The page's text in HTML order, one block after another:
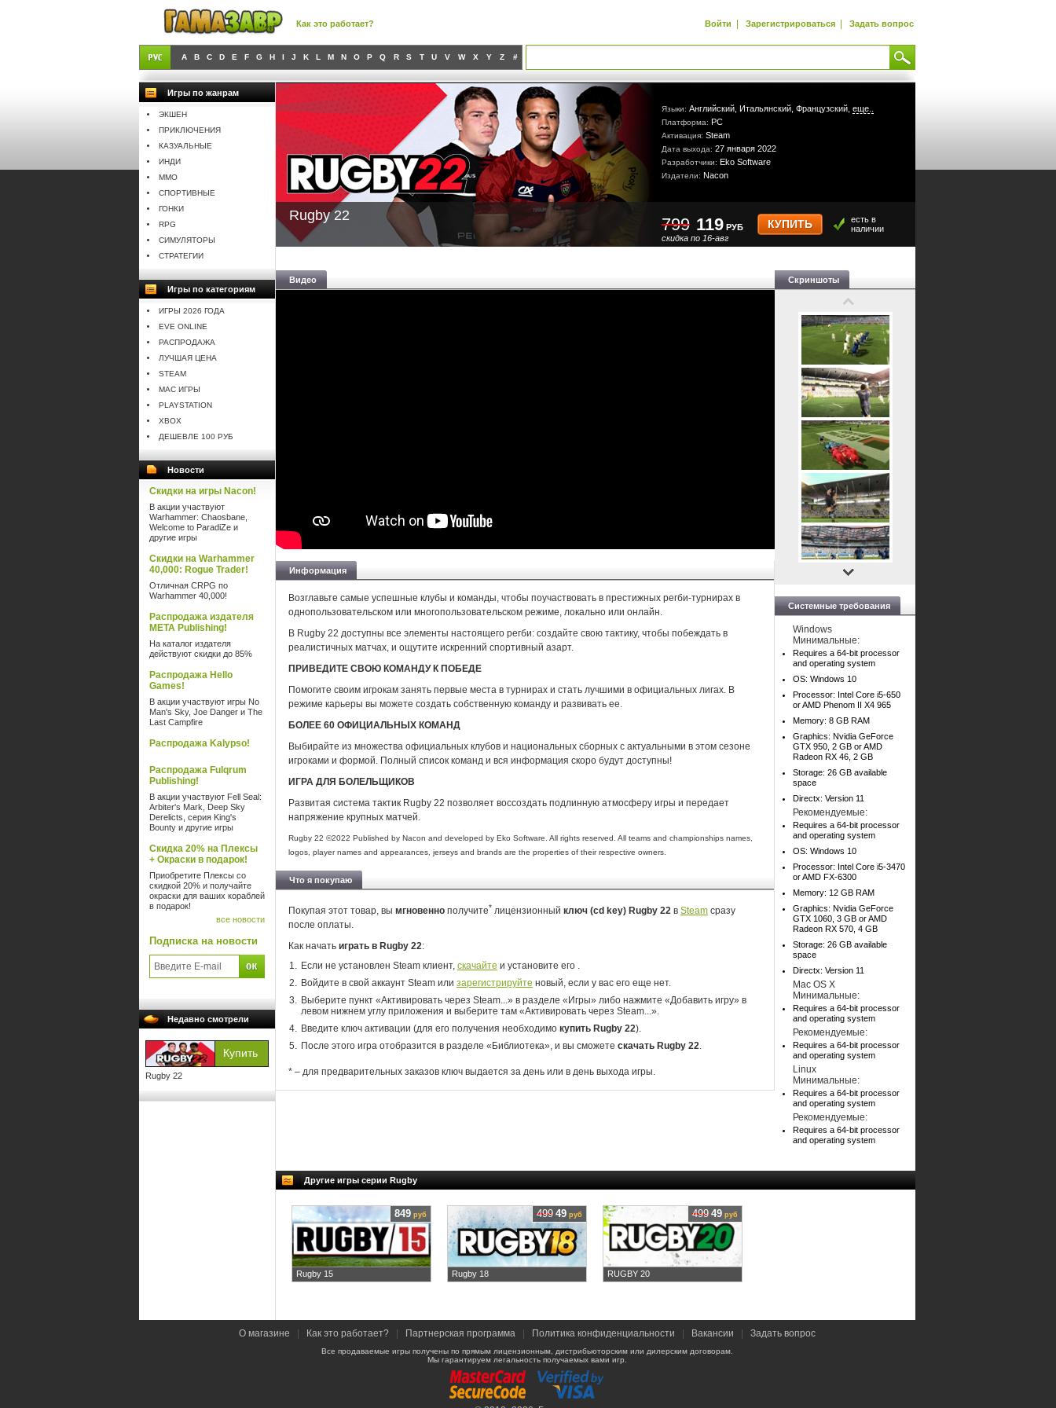
Как это работает? Войти | Зарегистрироваться | Задать вопрос
A B C D E F G H I J K L M N O P Q R S T U V W X Y Z #
Игры по жанрам
ЭКШЕН
ПРИКЛЮЧЕНИЯ
КАЗУАЛЬНЫЕ
ИНДИ
MMO
СПОРТИВНЫЕ
ГОНКИ
RPG
СИМУЛЯТОРЫ
СТРАТЕГИИ
Игры по категориям
ИГРЫ 2026 ГОДА
EVE ONLINE
РАСПРОДАЖА
ЛУЧШАЯ ЦЕНА
STEAM
MAC ИГРЫ
PLAYSTATION
XBOX
ДЕШЕВЛЕ 100 РУБ
Новости
Скидки на игры Nacon!
В акции участвуют
Warhammer: Chaosbane,
Welcome to ParadiZe и
другие игры
Скидки на Warhammer
40,000: Rogue Trader!
Отличная CRPG по
Warhammer 40,000!
Распродажа издателя
META Publishing!
На каталог издателя
действуют скидки до 85%
Распродажа Hello
Games!
В акции участвуют игры No
Man's Sky, Joe Danger и The
Last Campfire
Распродажа Kalypso!
Распродажа Fulqrum
Publishing!
В акции участвуют Fell Seal:
Arbiter's Mark, Deep Sky
Derelicts, серия King's
Bounty и другие игры
Скидка 20% на Плексы
+ Окраски в подарок!
Приобретите Плексы со
скидкой 20% и получайте
окраски для ваших кораблей
в подарок!
все новости
Подписка на новости
Недавно смотрели
Rugby 22
Языки: Английский, Итальянский, Французский, еще..
Платформа: PC
Активация: Steam
Дата выхода: 27 января 2022
Разработчики: Eko Software
Издатели: Nacon
Rugby 22 799
скидка по 16-авг
119 РУБ КУПИТЬ
есть в
наличии
Видео
Информация
Возглавьте самые успешные клубы и команды, чтобы поучаствовать в престижных регби-турнирах в
однопользовательском или многопользовательском режиме, локально или онлайн.
В Rugby 22 доступны все элементы настоящего регби: создайте свою тактику, чтобы побеждать в
реалистичных матчах, и ощутите искренний спортивный азарт.
ПРИВЕДИТЕ СВОЮ КОМАНДУ К ПОБЕДЕ
Помогите своим игрокам занять первые места в турнирах и стать лучшими в официальных лигах. В
режиме карьеры вы можете создать собственную команду и развивать ее.
БОЛЕЕ 60 ОФИЦИАЛЬНЫХ КОМАНД
Выбирайте из множества официальных клубов и национальных сборных с актуальными в этом сезоне
игроками и формой. Полный список команд и вся информация скоро будут доступны!
ИГРА ДЛЯ БОЛЕЛЬЩИКОВ
Развитая система тактик Rugby 22 позволяет воссоздать подлинную атмосферу игры и передает
напряжение крупных матчей.
Rugby 22 ©2022 Published by Nacon and developed by Eko Software. All rights reserved. All teams and championships names,
logos, player names and appearances, jerseys and brands are the properties of their respective owners.
Что я покупаю
Покупая этот товар, вы мгновенно получите* лицензионный ключ (cd key) Rugby 22 в Steam сразу
после оплаты.
Как начать играть в Rugby 22:
Если не установлен Steam клиент, скачайте и установите его .
Войдите в свой аккаунт Steam или зарегистрируйте новый, если у вас его еще нет.
Выберите пункт «Активировать через Steam...» в разделе «Игры» либо нажмите «Добавить игру» в
левом нижнем углу приложения и выберите там «Активировать через Steam...».
Введите ключ активации (для его получения необходимо купить Rugby 22).
После этого игра отобразится в разделе «Библиотека», и вы сможете скачать Rugby 22.
* – для предварительных заказов ключ выдается за день или в день выхода игры.
Скриншоты
Системные требования
Windows
Минимальные:
Requires a 64-bit processor
and operating system
OS: Windows 10
Processor: Intel Core i5-650
or AMD Phenom II X4 965
Memory: 8 GB RAM
Graphics: Nvidia GeForce
GTX 950, 2 GB or AMD
Radeon RX 46, 2 GB
Storage: 26 GB available
space
Directx: Version 11
Рекомендуемые:
Requires a 64-bit processor
and operating system
OS: Windows 10
Processor: Intel Core i5-3470
or AMD FX-6300
Memory: 12 GB RAM
Graphics: Nvidia GeForce
GTX 1060, 3 GB or AMD
Radeon RX 570, 4 GB
Storage: 26 GB available
space
Directx: Version 11
Mac OS X
Минимальные:
Requires a 64-bit processor
and operating system
Рекомендуемые:
Requires a 64-bit processor
and operating system
Linux
Минимальные:
Requires a 64-bit processor
and operating system
Рекомендуемые:
Requires a 64-bit processor
and operating system
Другие игры серии Rugby
Rugby 15
849 руб
Rugby 18
499 49 руб
RUGBY 20
499 49 руб
О магазине Как это работает? Партнерская программа Политика конфиденциальности Вакансии Задать вопрос
Все продаваемые игры получены по прямым лицензионным, дистрибьюторским или дилерским договорам.
Мы гарантируем легальность получаемых вами игр.